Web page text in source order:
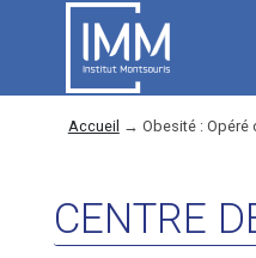
Accueil → Obesité : Opéré
CENTRE